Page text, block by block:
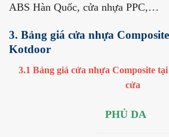
ABS Hàn Quốc, cửa nhựa PPC,…
3. Bảng giá cửa nhựa
Kotdoor
3.1 Bảng giá cửa nhựa Composite
cửa
PHỦ DA